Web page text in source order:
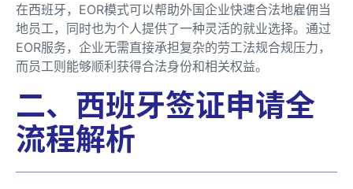
在西班牙，EOR模式可以帮助外国企业快速合法地雇佣当
地员工，同时也为个人提供了一种灵活的就业选择。通过
EOR服务，企业无需直接承担复杂的劳工法规合规压力，
而员工则能够顺利获得合法身份和相关权益。
二、西班牙签证申请全
流程解析